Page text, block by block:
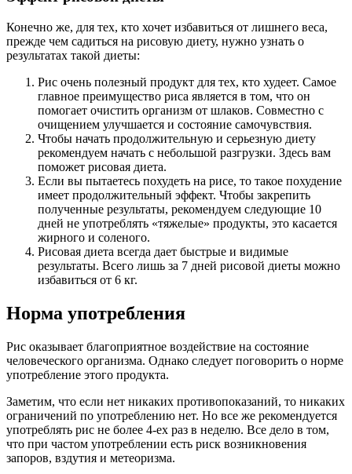
Конечно же, для тех, кто хочет избавиться от лишнего веса,
прежде чем садиться на рисовую диету, нужно узнать о
результатах такой диеты:
Рис очень полезный продукт для тех, кто худеет. Самое
главное преимущество риса является в том, что он
помогает очистить организм от шлаков. Совместно с
очищением улучшается и состояние самочувствия.
Чтобы начать продолжительную и серьезную диету
рекомендуем начать с небольшой разгрузки. Здесь вам
поможет рисовая диета.
Если вы пытаетесь похудеть на рисе, то такое похудение
имеет продолжительный эффект. Чтобы закрепить
полученные результаты, рекомендуем следующие 10
дней не употреблять «тяжелые» продукты, это касается
жирного и соленого.
Рисовая диета всегда дает быстрые и видимые
результаты. Всего лишь за 7 дней рисовой диеты можно
избавиться от 6 кг.
Норма употребления
Рис оказывает благоприятное воздействие на состояние
человеческого организма. Однако следует поговорить о норме
употребление этого продукта.
Заметим, что если нет никаких противопоказаний, то никаких
ограничений по употреблению нет. Но все же рекомендуется
употреблять рис не более 4-ех раз в неделю. Все дело в том,
что при частом употреблении есть риск возникновения
запоров, вздутия и метеоризма.